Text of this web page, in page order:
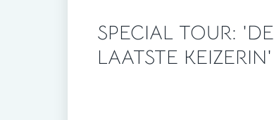
SPECIAL TOUR: 'DE
LAATSTE KEIZERIN'